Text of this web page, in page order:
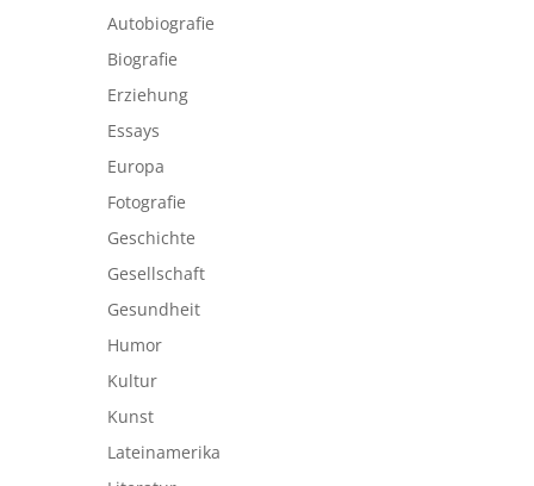
Autobiografie
Biografie
Erziehung
Essays
Europa
Fotografie
Geschichte
Gesellschaft
Gesundheit
Humor
Kultur
Kunst
Lateinamerika